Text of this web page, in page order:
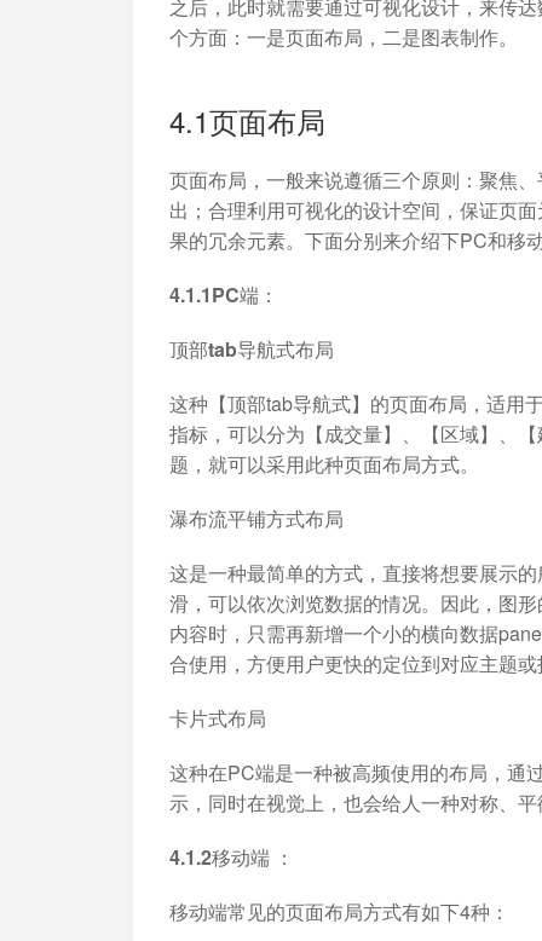
之后，此时就需要通过可视化设计，来传
个方面：一是页面布局，二是图表制作。
4.1页面布局
页面布局，一般来说遵循三个原则：聚焦
出；合理利用可视化的设计空间，保证页
果的冗余元素。下面分别来介绍下PC和移
4.1.1PC端：
顶部tab导航式布局
这种【顶部tab导航式】的页面布局，适用
指标，可以分为【成交量】、【区域】、
题，就可以采用此种页面布局方式。
瀑布流平铺方式布局
这是一种最简单的方式，直接将想要展示
滑，可以依次浏览数据的情况。因此，图
内容时，只需再新增一个小的横向数据
合使用，方便用户更快的定位到对应主题
卡片式布局
这种在PC端是一种被高频使用的布局，通
示，同时在视觉上，也会给人一种对称、
4.1.2移动端 ：
移动端常见的页面布局方式有如下4种：